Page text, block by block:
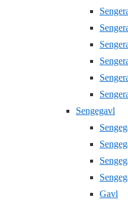
Sengegavl
Gavl